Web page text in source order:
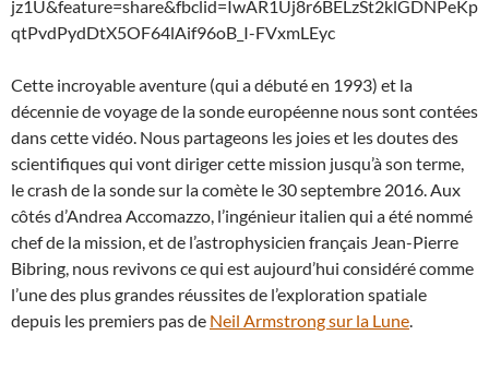
jz1U&feature=share&fbclid=IwAR1Uj8r6BELzSt2klGDNPeKp
qtPvdPydDtX5OF64lAif96oB_I-FVxmLEyc
Cette incroyable aventure (qui a débuté en 1993) et la
décennie de voyage de la sonde européenne nous sont contées
dans cette vidéo. Nous partageons les joies et les doutes des
scientifiques qui vont diriger cette mission jusqu’à son terme,
le crash de la sonde sur la comète le 30 septembre 2016. Aux
côtés d’Andrea Accomazzo, l’ingénieur italien qui a été nommé
chef de la mission, et de l’astrophysicien français Jean-Pierre
Bibring, nous revivons ce qui est aujourd’hui considéré comme
l’une des plus grandes réussites de l’exploration spatiale
depuis les premiers pas de Neil Armstrong sur la Lune.